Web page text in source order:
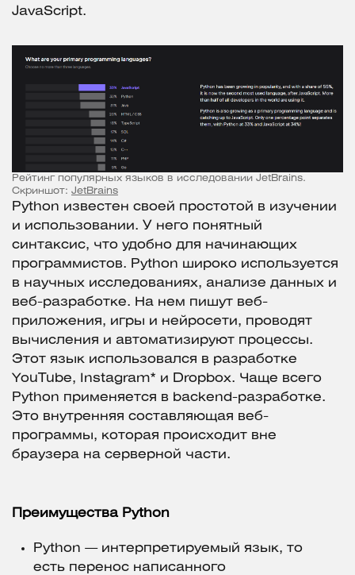
JavaScript.
Рейтинг популярных языков в исследовании JetBrains.
Скриншот: JetBrains
Python известен своей простотой в изучении
и использовании. У него понятный
синтаксис, что удобно для начинающих
программистов. Python широко используется
в научных исследованиях, анализе данных и
веб-разработке. На нем пишут веб-
приложения, игры и нейросети, проводят
вычисления и автоматизируют процессы.
Этот язык использовался в разработке
YouTube, Instagram* и Dropbox. Чаще всего
Python применяется в backend-разработке.
Это внутренняя составляющая веб-
программы, которая происходит вне
браузера на серверной части.
Преимущества Python
Python — интерпретируемый язык, то
есть перенос написанного